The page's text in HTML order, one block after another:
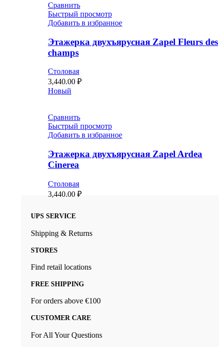
Сравнить
Быстрый просмотр
Добавить в избранное
Этажерка двухъярусная Zapel Fleurs des
champs
Столовая
3,440.00 ₽
Новый
Сравнить
Быстрый просмотр
Добавить в избранное
Этажерка двухъярусная Zapel Ardea
Cinerea
Столовая
3,440.00 ₽
UPS SERVICE
Shipping & Returns
STORES
Find retail locations
FREE SHIPPING
For orders above €100
CUSTOMER CARE
For All Your Questions